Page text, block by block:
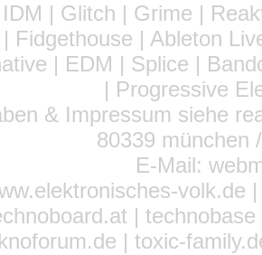
| Glitch | Grime |
Fidgethouse | Ableton
| EDM | Splice |
| Progressive
& Impressum siehe
80339 münchen
E-Mail:
volk.de
|
| toxic-